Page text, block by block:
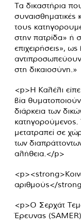
Τα δικαστήρια
συναισθηματικές
τους
στην πατρίδα» ή
επιχειρήσεις»,
στη δικαιοσύνη.»
<p>Η Καλέλι είπε
βία
διάρκεια των
κατηγορούμενος.
μετατραπεί σε
των
αλήθεια.</p>
αριθμούς</
<p>Ο Σερχάτ
Έρευνας